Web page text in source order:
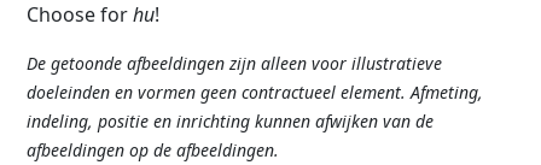
Choose forhu!
De getoonde afbeeldingen zijn alleen voor illustratieve
doeleinden en vormen geen contractueel element. Afmeting,
indeling, positie en inrichting kunnen afwijken van de
afbeeldingen op de afbeeldingen.